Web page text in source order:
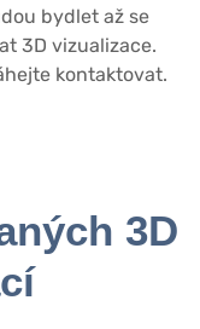
bydlet až se
3D vizualizace.
kontaktovat.
3D